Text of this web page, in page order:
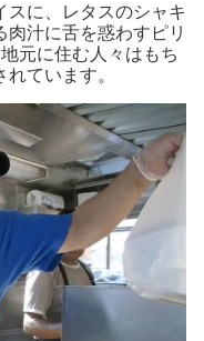
スに、レタスのシャキ
汁に舌を惑わすピリ
元に住む人々はもち
ています。